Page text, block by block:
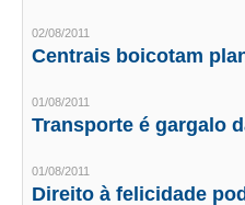
CONTRIBUIÇÃO SINDICAL
FGTS EXPURGOS
02/08/2011
Centrais boicotam
01/08/2011
Transporte é gargalo
01/08/2011
Direito à felicidade